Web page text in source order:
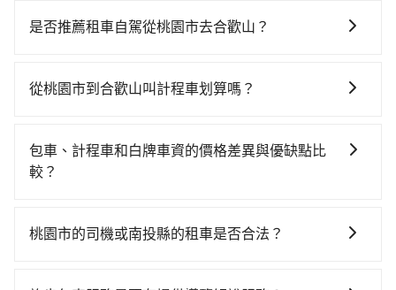
從最早06:49一直到23:21，桃園-台中一天最多有72班次
達高鐵站後，步行進站、現場購票並於月台排隊的時間
站、等待車站前排班的計程車，搭上小黃後約花100分
鐘、車費3,200元後，抵達合歡山 (南投縣仁愛鄉) 的目的
tripool並到府專車接送，則每人平均花費約1,680元，
是否推薦租車自駕從桃園市去合歡山？
時不需要閉目養神（因為要自己開車），最重要的是你
$115~205承租小轎車，每公里再額外加收$3.2，從桃園
市（桃園區）到合歡山的花費預估為$2,950~3,650（金
用預估進去，但額外的汽車保險與可能的罰單都需自
從桃園市到合歡山叫計程車划算嗎？
灣大車隊、Uber、Line Taxi、Yoxi等，如果在路邊攔不
到車，也可考慮打電話至附近的計程車隊，如合作大都
如改預約tripool可省高達$2,000。但如果要考慮到回
包車、計程車和白牌車資的價格差異與優缺點比
較？
包車：優點是搭乘舒適可以根據自己的需求安排時間和
桃園市的司機或南投縣的租車是否合法？